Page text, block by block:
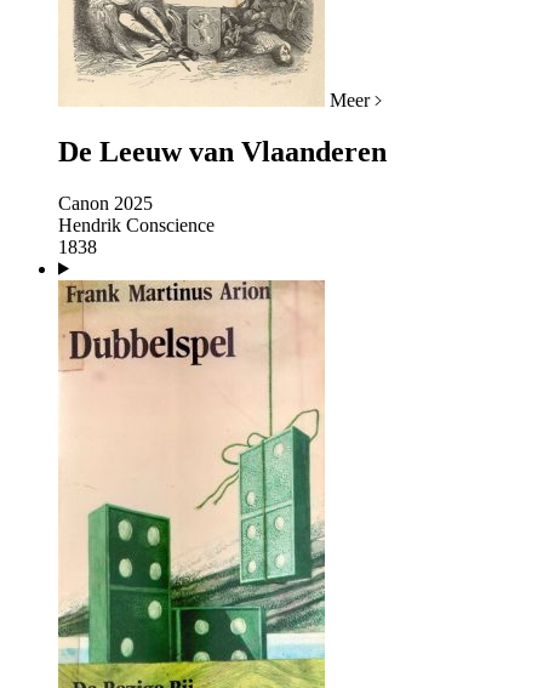
Meer
De Leeuw van Vlaanderen
Canon 2025
Hendrik Conscience
1838